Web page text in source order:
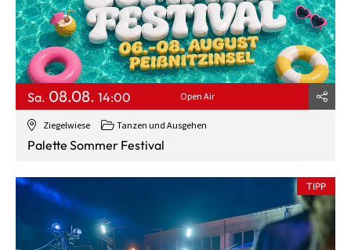
Ziegelwiese Tanzen und Ausgehen
Sa. 08.08. 14:00 Open Air
Palette Sommer Festival
TIPP